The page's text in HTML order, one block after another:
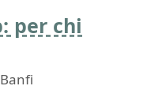
per chi